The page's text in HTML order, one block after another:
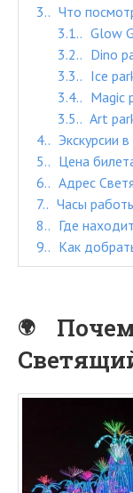
3.
Что
3.1.
Glow
3.2.
Dino
3.3.
Ice
3.4.
Magic
3.5.
Art
4.
Экскурсии
5.
Цена
6.
Адрес
7.
Часы
8.
Где
9.
Как